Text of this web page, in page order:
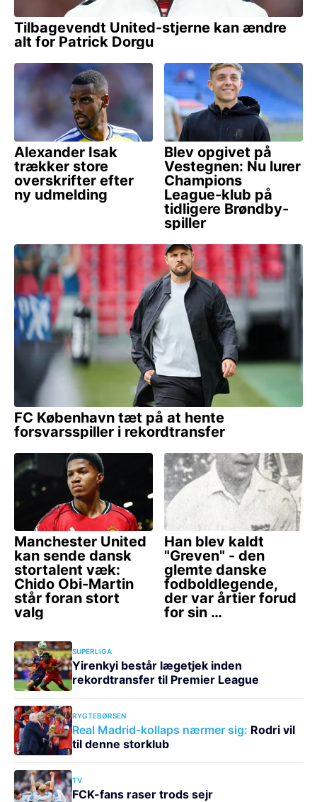
SUPERLIGA
Yirenkyi består lægetjek inden
rekordtransfer til Premier League
RYGTEBØRSEN
Real Madrid-kollaps nærmer sig: Rodri vil
til denne storklub
TV
FCK-fans raser trods sejr